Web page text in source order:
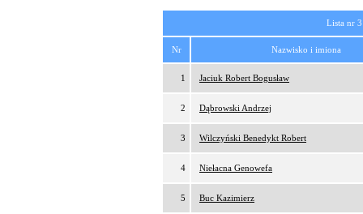
Lista nr
Nr Nazwisko i imiona
1 Jaciuk Robert Bogusław
2 Dąbrowski Andrzej
3 Wilczyński Benedykt Robert
4 Niełacna Genowefa
5 Buc Kazimierz